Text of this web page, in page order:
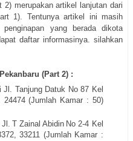
merupakan artikel lanjutan dari
1). Tentunya artikel ini masih
yang berada dikota
daftar informasinya. silahkan
(Part 2) :
Jl. Tanjung Datuk No 87 Kel
24474(Jumlah Kamar : 50)
Jl. T Zainal Abidin No 2-4Kel
33211 (Jumlah Kamar :